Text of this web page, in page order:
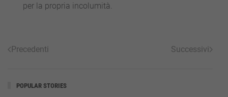
per la propria incolumità.
Precedenti Successivi
POPULAR STORIES